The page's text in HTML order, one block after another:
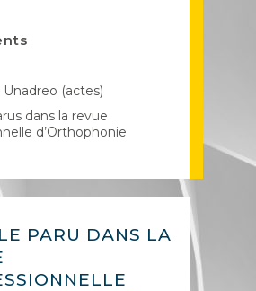
(actes)
dans la revue
d’Orthophonie
PARU DANS LA